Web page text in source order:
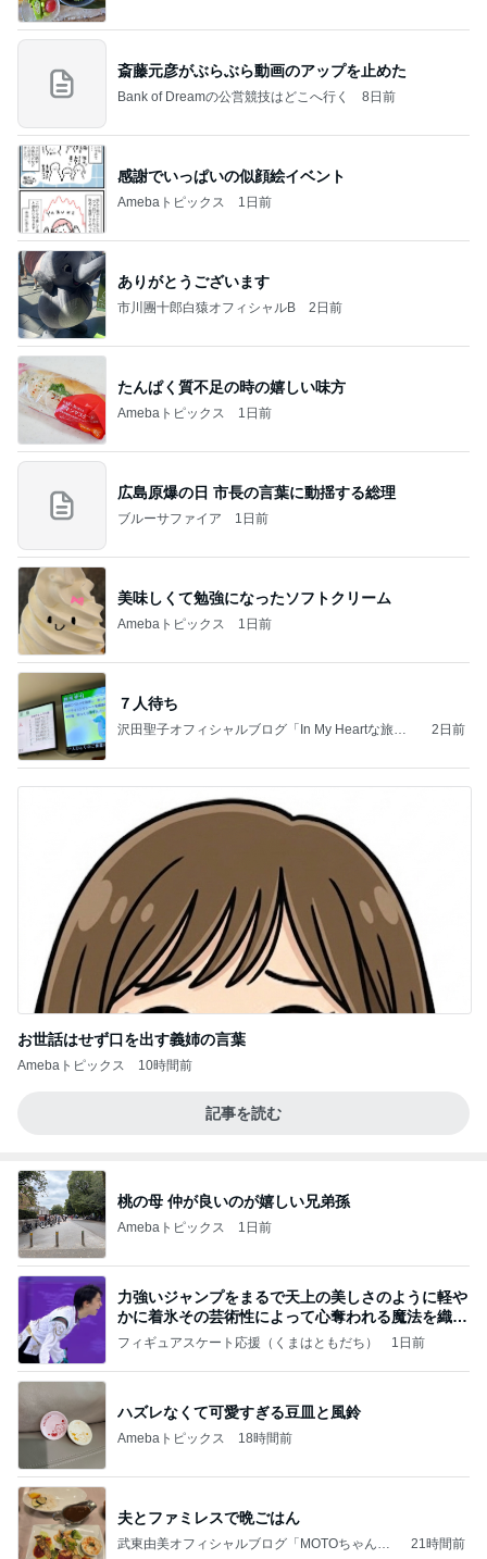
斎藤元彦がぶらぶら動画のアップを止めた
Bank of Dreamの公営競技はどこへ行く 8日前
感謝でいっぱいの似顔絵イベント
Amebaトピックス 1日前
ありがとうございます
市川團十郎白猿オフィシャルB 2日前
たんぱく質不足の時の嬉しい味方
Amebaトピックス 1日前
広島原爆の日 市長の言葉に動揺する総理
ブルーサファイア 1日前
美味しくて勉強になったソフトクリーム
Amebaトピックス 1日前
７人待ち
沢田聖子オフィシャルブログ「In My Heartな旅日
2日前
お世話はせず口を出す義姉の言葉
Amebaトピックス 10時間前
記事を読む
桃の母 仲が良いのが嬉しい兄弟孫
Amebaトピックス 1日前
力強いジャンプをまるで天上の美しさのように軽や
かに着氷その芸術性によって心奪われる魔法を織り
なす
フィギュアスケート応援（くまはともだち） 1日前
ハズレなくて可愛すぎる豆皿と風鈴
Amebaトピックス 18時間前
夫とファミレスで晩ごはん
武東由美オフィシャルブログ「MOTOちゃんと
21時間前